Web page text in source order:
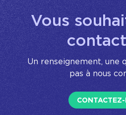
Vous
Un renseignement, une
pas à nous